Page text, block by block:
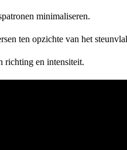
minimaliseren.
ten opzichte van het
richting en intensiteit.